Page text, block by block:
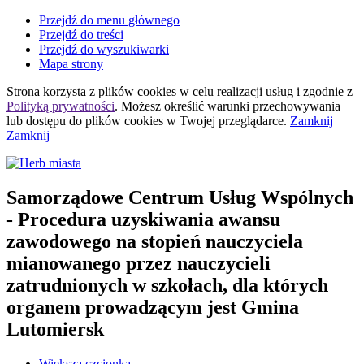
Przejdź do menu głównego
Przejdź do treści
Przejdź do wyszukiwarki
Mapa strony
Strona korzysta z plików cookies w celu realizacji usług i zgodnie z
Polityką prywatności. Możesz określić warunki przechowywania
lub dostępu do plików cookies w Twojej przeglądarce. Zamknij
Zamknij
Samorządowe Centrum Usług Wspólnych
- Procedura uzyskiwania awansu
zawodowego na stopień nauczyciela
mianowanego przez nauczycieli
zatrudnionych w szkołach, dla których
organem prowadzącym jest Gmina
Lutomiersk